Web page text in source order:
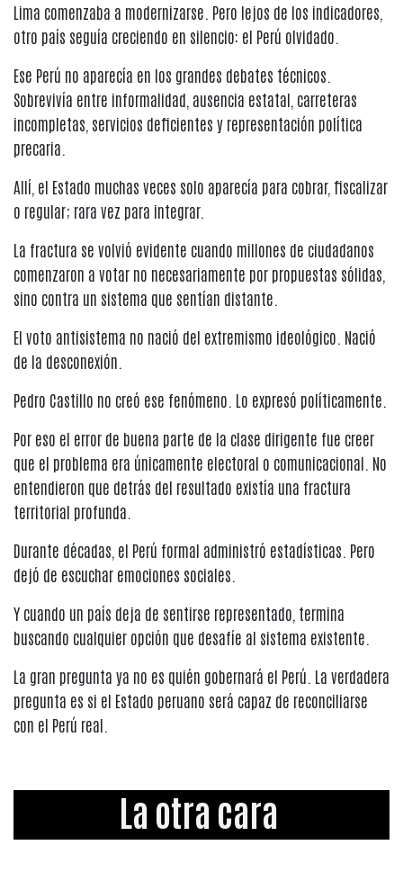
Lima comenzaba a modernizarse. Pero lejos de los indicadores,
otro país seguía creciendo en silencio: el Perú olvidado.
Ese Perú no aparecía en los grandes debates técnicos.
Sobrevivía entre informalidad, ausencia estatal, carreteras
incompletas, servicios deficientes y representación política
precaria.
Allí, el Estado muchas veces solo aparecía para cobrar, fiscalizar
o regular; rara vez para integrar.
La fractura se volvió evidente cuando millones de ciudadanos
comenzaron a votar no necesariamente por propuestas sólidas,
sino contra un sistema que sentían distante.
El voto antisistema no nació del extremismo ideológico. Nació
de la desconexión.
Pedro Castillo no creó ese fenómeno. Lo expresó políticamente.
Por eso el error de buena parte de la clase dirigente fue creer
que el problema era únicamente electoral o comunicacional. No
entendieron que detrás del resultado existía una fractura
territorial profunda.
Durante décadas, el Perú formal administró estadísticas. Pero
dejó de escuchar emociones sociales.
Y cuando un país deja de sentirse representado, termina
buscando cualquier opción que desafíe al sistema existente.
La gran pregunta ya no es quién gobernará el Perú. La verdadera
pregunta es si el Estado peruano será capaz de reconciliarse
con el Perú real.
La otra cara